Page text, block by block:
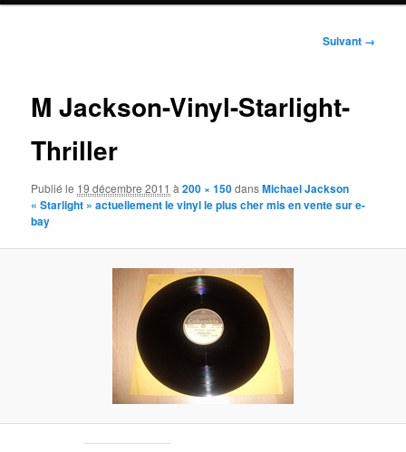
Navigation
Suivant →
M Jackson-Vinyl-Starlight-
Thriller
Publié le 19 décembre 2011 à200 × 150dansMichael Jackson
« Starlight » actuellement le vinyl le plus cher mis en vente sur e-
bay